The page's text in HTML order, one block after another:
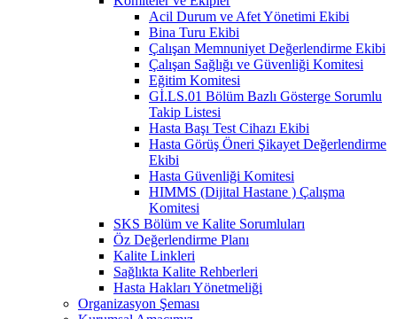
Acil Durum ve Afet Yönetimi Ekibi
Bina Turu Ekibi
Çalışan Memnuniyet Değerlendirme Ekibi
Çalışan Sağlığı ve Güvenliği Komitesi
Eğitim Komitesi
Gİ.LS.01 Bölüm Bazlı Gösterge Sorumlu
Takip Listesi
Hasta Başı Test Cihazı Ekibi
Hasta Görüş Öneri Şikayet Değerlendirme
Ekibi
Hasta Güvenliği Komitesi
HIMMS (Dijital Hastane ) Çalışma
Komitesi
SKS Bölüm ve Kalite Sorumluları
Öz Değerlendirme Planı
Kalite Linkleri
Sağlıkta Kalite Rehberleri
Hasta Hakları Yönetmeliği
Organizasyon Şeması